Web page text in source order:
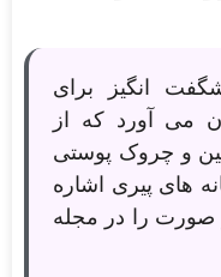
انگیز برای
می آورد که از
و چروک پوستی
های پیری اشاره
صورت را در مجله